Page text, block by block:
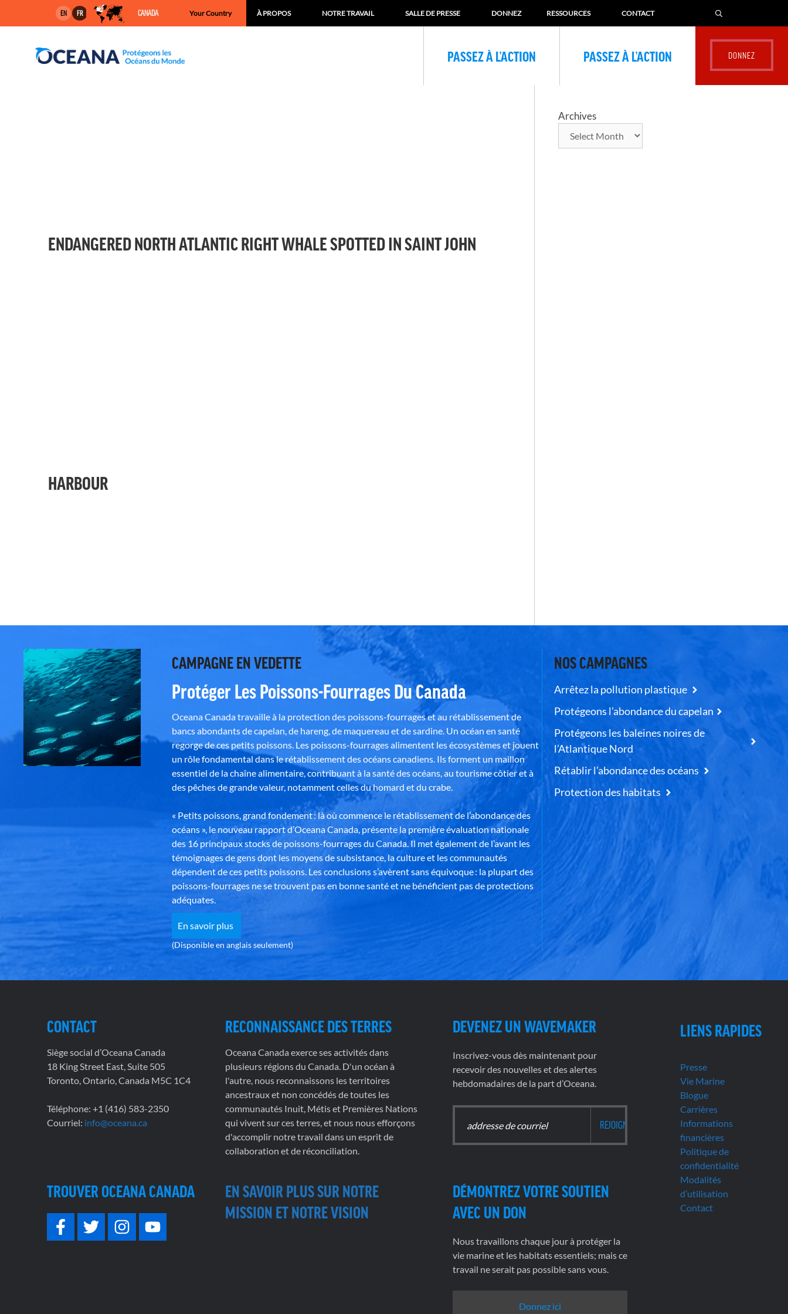
EN FR CANADA Your Country À PROPOS NOTRE TRAVAIL SALLE DE PRESSE DONNEZ RESSOURCES CONTACT
PASSEZ À L’ACTION PASSEZ À L’ACTION
ENDANGERED NORTH ATLANTIC RIGHT WHALE SPOTTED IN SAINT JOHN
HARBOUR
Archives
CAMPAGNE EN VEDETTE
Protéger Les Poissons-Fourrages Du Canada
Oceana Canada travaille à la protection des poissons-fourrages et au rétablissement de
bancs abondants de capelan, de hareng, de maquereau et de sardine. Un océan en santé
regorge de ces petits poissons. Les poissons-fourrages alimentent les écosystèmes et jouent
un rôle fondamental dans le rétablissement des océans canadiens. Ils forment un maillon
essentiel de la chaîne alimentaire, contribuant à la santé des océans, au tourisme côtier et à
des pêches de grande valeur, notamment celles du homard et du crabe.
« Petits poissons, grand fondement : là où commence le rétablissement de l’abondance des
océans », le nouveau rapport d’Oceana Canada, présente la première évaluation nationale
des 16 principaux stocks de poissons-fourrages du Canada. Il met également de l’avant les
témoignages de gens dont les moyens de subsistance, la culture et les communautés
dépendent de ces petits poissons. Les conclusions s’avèrent sans équivoque : la plupart des
poissons-fourrages ne se trouvent pas en bonne santé et ne bénéficient pas de protections
adéquates.
En savoir plus
(Disponible en anglais seulement)
NOS CAMPAGNES
Arrêtez la pollution plastique
Protégeons l’abondance du capelan
Protégeons les baleines noires de
l’Atlantique Nord
Rétablir l’abondance des océans
Protection des habitats
CONTACT
Siège social d’Oceana Canada
18 King Street East, Suite 505
Toronto, Ontario, Canada M5C 1C4
Téléphone: +1 (416) 583-2350
Courriel: info@oceana.ca
TROUVER OCEANA CANADA
RECONNAISSANCE DES TERRES
Oceana Canada exerce ses activités dans
plusieurs régions du Canada. D'un océan à
l'autre, nous reconnaissons les territoires
ancestraux et non concédés de toutes les
communautés Inuit, Métis et Premières Nations
qui vivent sur ces terres, et nous nous efforçons
d'accomplir notre travail dans un esprit de
collaboration et de réconciliation.
EN SAVOIR PLUS SUR NOTRE
MISSION ET NOTRE VISION
DEVENEZ UN WAVEMAKER
Inscrivez-vous dès maintenant pour
recevoir des nouvelles et des alertes
hebdomadaires de la part d’Oceana.
DÉMONTREZ VOTRE SOUTIEN
AVEC UN DON
Nous travaillons chaque jour à protéger la
vie marine et les habitats essentiels; mais ce
travail ne serait pas possible sans vous.
Donnez ici
LIENS RAPIDES
Presse
Vie Marine
Blogue
Carrières
Informations
financières
Politique de
confidentialité
Modalités
d’utilisation
Contact